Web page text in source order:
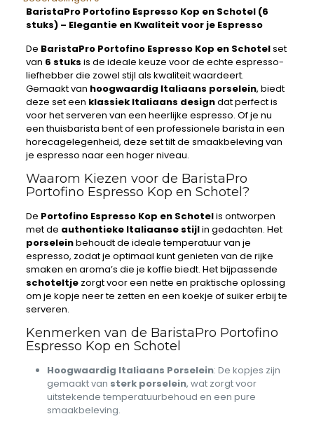
BaristaPro Portofino Espresso Kop en Schotel (6
stuks) – Elegantie en Kwaliteit voor je Espresso
De BaristaPro Portofino Espresso Kop en Schotelset
van 6 stuks is de ideale keuze voor de echte espresso-
liefhebber die zowel stijl als kwaliteit waardeert.
Gemaakt van hoogwaardig Italiaans porselein, biedt
deze set een klassiek Italiaans designdat perfect is
voor het serveren van een heerlijke espresso. Of je nu
een thuisbarista bent of een professionele barista in een
horecagelegenheid, deze set tilt de smaakbeleving van
je espresso naar een hoger niveau.
Waarom Kiezen voor de BaristaPro
Portofino Espresso Kop en Schotel?
De Portofino Espresso Kop en Schotelis ontworpen
met de authentieke Italiaanse stijlin gedachten. Het
porseleinbehoudt de ideale temperatuur van je
espresso, zodat je optimaal kunt genieten van de rijke
smaken en aroma’s die je koffie biedt. Het bijpassende
schoteltjezorgt voor een nette en praktische oplossing
om je kopje neer te zetten en een koekje of suiker erbij te
serveren.
Kenmerken van de BaristaPro Portofino
Espresso Kop en Schotel
Hoogwaardig Italiaans Porselein: De kopjes zijn
gemaakt van sterk porselein, wat zorgt voor
uitstekende temperatuurbehoud en een pure
smaakbeleving.